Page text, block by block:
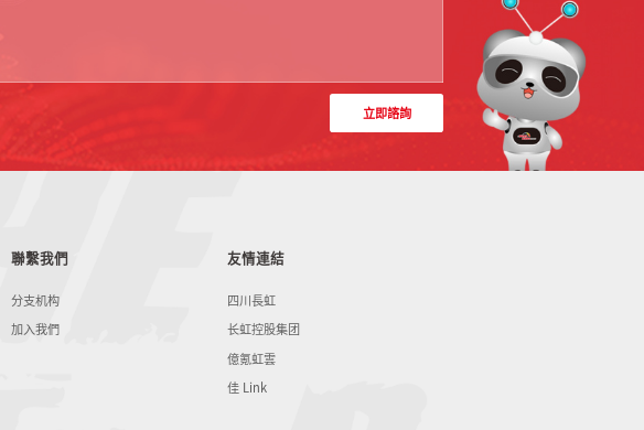
立即諮詢
聯繫我們
分支机构
加入我們
友情連結
四川長虹
长虹控股集团
億氪虹雲
佳 Link